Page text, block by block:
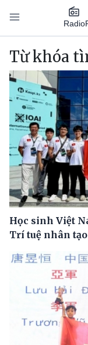
Nhảy đến nội dung
Radio
Main
Từ khóa
Học sinh Việt
Trí tuệ nhân